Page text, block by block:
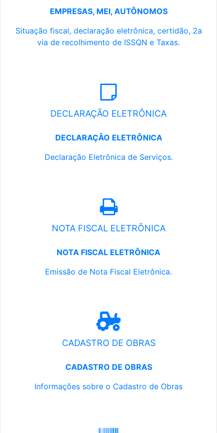
EMPRESAS, MEI, AUTÔNOMOS
Situação fiscal, declaração eletrônica, certidão, 2a
via de recolhimento de ISSQN e Taxas.
DECLARAÇÃO ELETRÔNICA
DECLARAÇÃO ELETRÔNICA
Declaração Eletrônica de Serviços.
NOTA FISCAL ELETRÔNICA
NOTA FISCAL ELETRÔNICA
Emissão de Nota Fiscal Eletrônica.
CADASTRO DE OBRAS
CADASTRO DE OBRAS
Informações sobre o Cadastro de Obras